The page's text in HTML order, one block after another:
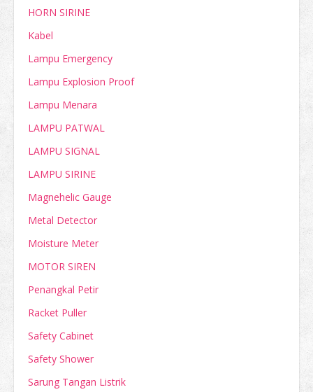
HORN SIRINE
Kabel
Lampu Emergency
Lampu Explosion Proof
Lampu Menara
LAMPU PATWAL
LAMPU SIGNAL
LAMPU SIRINE
Magnehelic Gauge
Metal Detector
Moisture Meter
MOTOR SIREN
Penangkal Petir
Racket Puller
Safety Cabinet
Safety Shower
Sarung Tangan Listrik